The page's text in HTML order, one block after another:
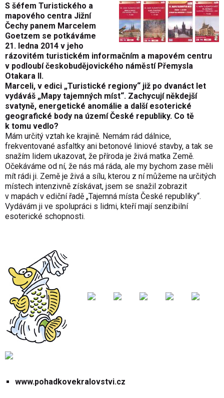
S šéfem Turistického a
mapového centra Jižní
Čechy panem Marcelem
Goetzem se potkáváme
21. ledna 2014 v jeho
rázovitém turistickém informačním a mapovém centru
v podloubí českobudějovického náměstí Přemysla
Otakara II.
Marceli, v edici „Turistické regiony“ již po dvanáct let
vydáváš „Mapy tajemných míst“. Zachycují někdejší
svatyně, energetické anomálie a další esoterické
geografické body na území České republiky. Co tě
k tomu vedlo?
Mám určitý vztah ke krajině. Nemám rád dálnice,
frekventované asfaltky ani betonové liniové stavby, a tak se
snažím lidem ukazovat, že příroda je živá matka Země.
Očekáváme od ní, že nás má ráda, ale my bychom zase měli
mít rádi ji. Země je živá a sílu, kterou z ní můžeme na určitých
místech intenzivně získávat, jsem se snažil zobrazit
v mapách v ediční řadě „Tajemná místa České republiky“.
Vydávám ji ve spolupráci s lidmi, kteří mají senzibilní
esoterické schopnosti.
www.pohadkovekralovstvi.cz